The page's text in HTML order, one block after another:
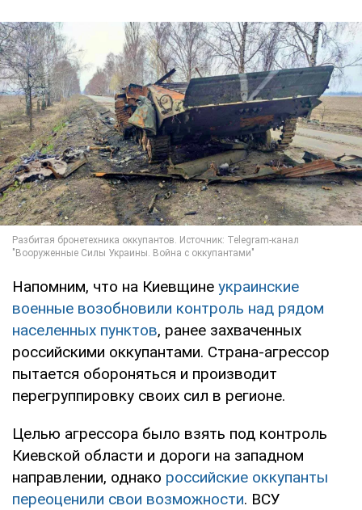
Напомним, что на Киевщине украинские
военные возобновили контроль над рядом
населенных пунктов, ранее захваченных
российскими оккупантами. Страна-агрессор
пытается обороняться и производит
перегруппировку своих сил в регионе.
Целью агрессора было взять под контроль
Киевской области и дороги на западном
направлении, однако российские оккупанты
переоценили свои возможности. ВСУ